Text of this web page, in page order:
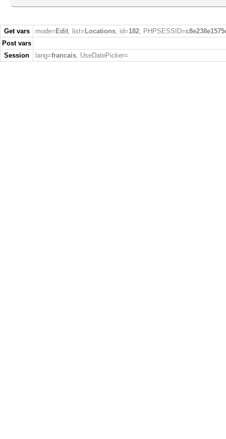
Get vars mode= Edit, list= Locations, id=182, PHPSESSID=
Post vars
Session
lang=francais, UseDatePicker=